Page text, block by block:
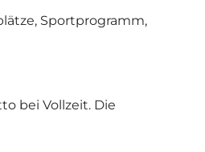
Sportprogramm,
bei Vollzeit. Die